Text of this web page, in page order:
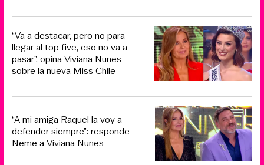
“Va a destacar, pero no para
llegar al top five, eso no va a
pasar”, opina Viviana Nunes
sobre la nueva Miss Chile
“A mi amiga Raquel la voy a
defender siempre”: responde
Neme a Viviana Nunes